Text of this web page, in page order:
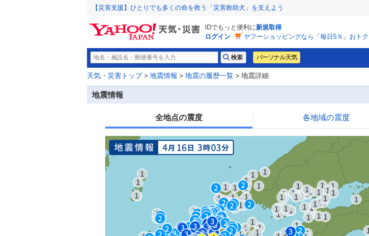
【災害支援】ひとりでも多くの命を救う「災害救助犬」を支えよう
IDでもっと便利に新規取得
ログイン
ヤフーショッピングなら「毎日5％」おトク
パーソナル天気
天気・災害トップ> 地震情報 > 地震の履歴一覧 > 地震詳細
地震情報
全地点の震度 各地域の震度